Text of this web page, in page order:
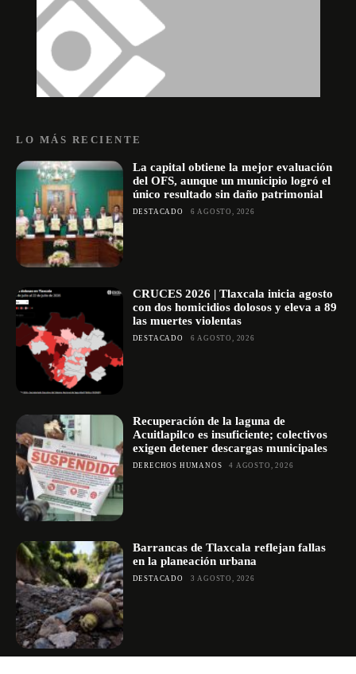
LO MÁS RECIENTE
La capital obtiene la mejor evaluación
del OFS, aunque un municipio logró el
único resultado sin daño patrimonial
DESTACADO 6 AGOSTO, 2026
CRUCES 2026 | Tlaxcala inicia agosto
con dos homicidios dolosos y eleva a 89
las muertes violentas
DESTACADO 6 AGOSTO, 2026
Recuperación de la laguna de
Acuitlapilco es insuficiente; colectivos
exigen detener descargas municipales
DERECHOS HUMANOS 4 AGOSTO, 2026
Barrancas de Tlaxcala reflejan fallas
en la planeación urbana
DESTACADO 3 AGOSTO, 2026